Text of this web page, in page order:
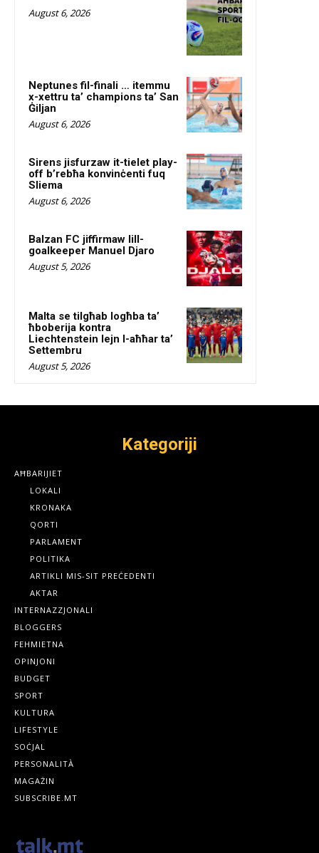
August 6, 2026
Neptunes fil-finali … itemmu
x-xettru ta’ champions ta’ San
Ġiljan
August 6, 2026
Sirens jisfurzaw it-tielet play-
off b’rebħa konvinċenti fuq
Sliema
August 6, 2026
Balzan FC jiffirmaw lill-
goalkeeper Manuel Djaro
August 5, 2026
Malta se tilgħab logħba ta’
ħboberija kontra
Liechtenstein lejn l-aħħar ta’
Settembru
August 5, 2026
Kategoriji
AĦBARIJIET
LOKALI
KRONAKA
QORTI
PARLAMENT
POLITIKA
ARTIKLI MIS-SIT PREĊEDENTI
AKTAR
INTERNAZZJONALI
BLOGGERS
FEHMIETNA
OPINJONI
BUDGET
SPORT
KULTURA
LIFESTYLE
SOĊJAL
PERSONALITÀ
MAGAŻIN
SUBSCRIBE.MT